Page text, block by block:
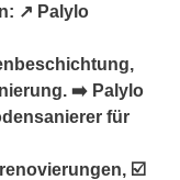
↗️ Palylo
➡️ Palylo
für
☑️